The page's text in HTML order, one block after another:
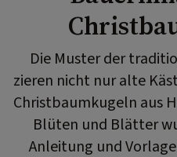
Die Muster der
zieren nicht nur alte
Christbaumkugeln aus
Blüten und Blätter
Anleitung und